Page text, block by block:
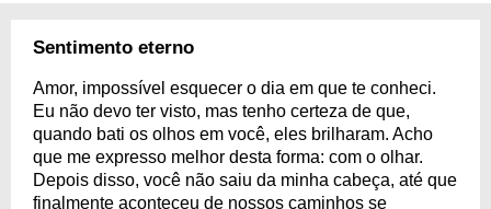
Sentimento eterno
Amor, impossível esquecer o dia em que te conheci.
Eu não devo ter visto, mas tenho certeza de que,
quando bati os olhos em você, eles brilharam. Acho
que me expresso melhor desta forma: com o olhar.
Depois disso, você não saiu da minha cabeça, até que
finalmente aconteceu de nossos caminhos se